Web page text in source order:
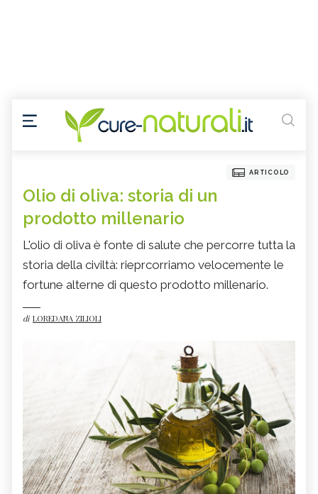
ARTICOLO
Olio di oliva: storia di un
prodotto millenario
L'olio di oliva è fonte di salute che percorre tutta la
storia della civiltà: rieprcorriamo velocemente le
fortune alterne di questo prodotto millenario.
di LOREDANA ZILIOLI